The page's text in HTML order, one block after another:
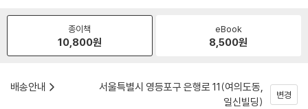
종이책
10,800원
eBook
8,500원
배송안내
서울특별시 영등포구 은행로 11(여의도동,
일신빌딩)
변경